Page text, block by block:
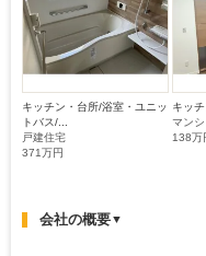
キッチン・台所/浴室・ユニッ
トバス/...
戸建住宅
371万円
キッ
マン
138万
会社の概要▼